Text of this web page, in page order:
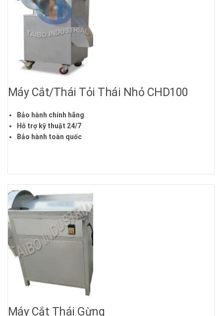
Máy Cắt/Thái Tỏi Thái Nhỏ CHD100
Bảo hành chính hãng
Hỗ trợ kỹ thuật 24/7
Bảo hành toàn quốc
Máy Cắt Thái Gừng